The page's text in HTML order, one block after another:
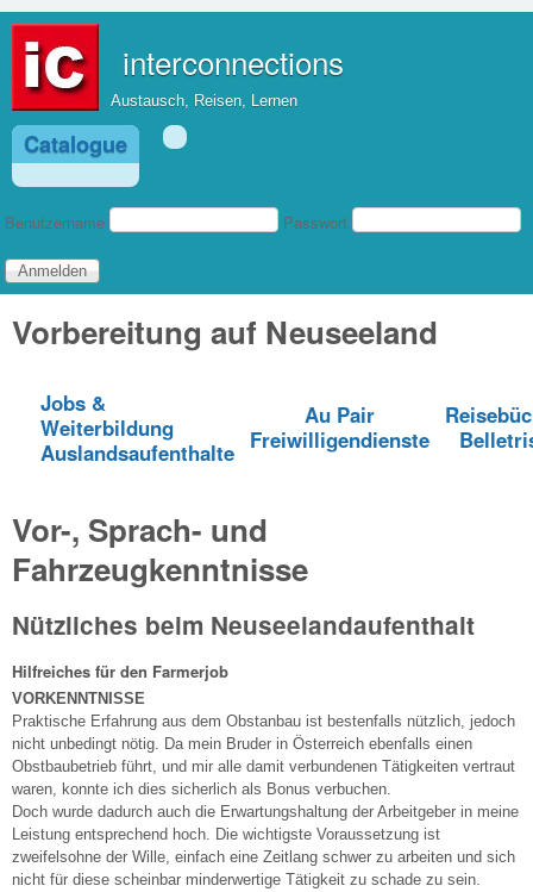
interconnections
Austausch, Reisen, Lernen
Catalogue
Benutzeranmeldung
Benutzername Passwort
Vorbereitung auf Neuseeland
Jobs &
Weiterbildung
Auslandsaufenthalte
Au Pair
Freiwilligendienste
Vor-, Sprach- und
Fahrzeugkenntnisse
Nützliches beim Neuseelandaufenthalt
Hilfreiches für den Farmerjob
VORKENNTNISSE
Praktische Erfahrung aus dem Obstanbau ist bestenfalls nützlich, jedoch
nicht unbedingt nötig. Da mein Bruder in Österreich ebenfalls einen
Obstbaubetrieb führt, und mir alle damit verbundenen Tätigkeiten vertraut
waren, konnte ich dies sicherlich als Bonus verbuchen.
Doch wurde dadurch auch die Erwartungshaltung der Arbeitgeber in meine
Leistung entsprechend hoch. Die wichtigste Voraussetzung ist
zweifelsohne der Wille, einfach eine Zeitlang schwer zu arbeiten und sich
nicht für diese scheinbar minderwertige Tätigkeit zu schade zu sein.